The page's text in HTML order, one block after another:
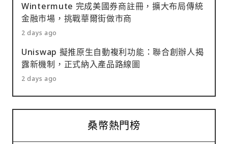
Wintermute 完成美國券商註冊，擴大布局傳統
金融市場，挑戰華爾街做市商
2 days ago
Uniswap 擬推原生自動複利功能：聯合創辦人揭
露新機制，正式納入產品路線圖
2 days ago
桑幣熱門榜